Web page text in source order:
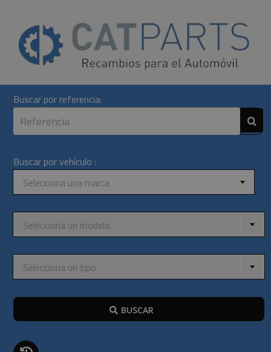
content
Buscar por referencia:
Buscar por vehículo :
Selecciona una marca
Selecciona un modelo
Selecciona un tipo
BUSCAR